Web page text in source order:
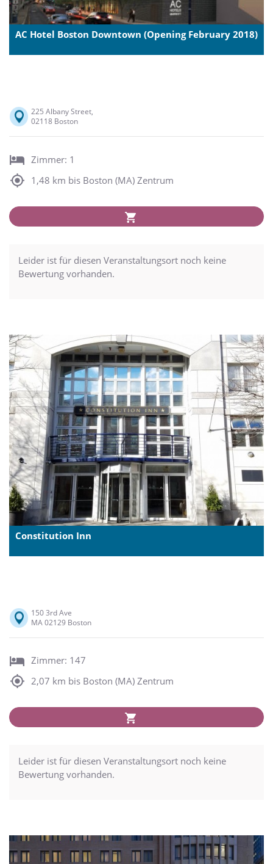
AC Hotel Boston Downtown (Opening February 2018)
225 Albany Street,
02118 Boston
Zimmer: 1
1,48 km bis Boston (MA) Zentrum
Leider ist für diesen Veranstaltungsort noch keine
Bewertung vorhanden.
Constitution Inn
150 3rd Ave
MA 02129 Boston
Zimmer: 147
2,07 km bis Boston (MA) Zentrum
Leider ist für diesen Veranstaltungsort noch keine
Bewertung vorhanden.